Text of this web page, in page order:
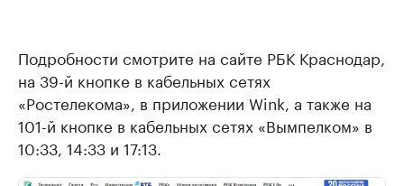
Подробности смотрите на сайте РБК Краснодар,
на 39-й кнопке в кабельных сетях
«Ростелекома», в приложении Wink, а также на
101-й кнопке в кабельных сетях «Вымпелком» в
10:33, 14:33 и 17:13.